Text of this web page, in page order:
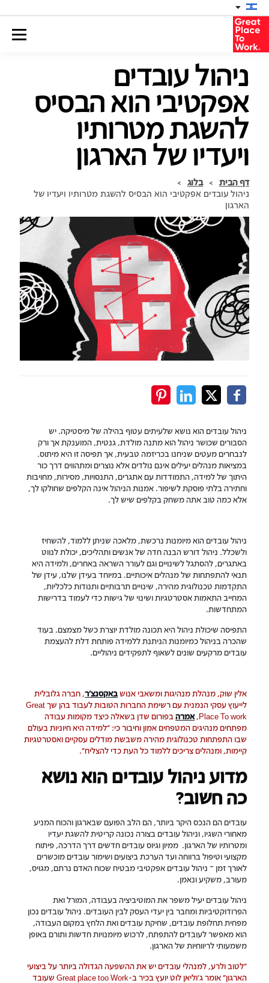
ניהול עובדים
אפקטיבי הוא הבסיס
להשגת מטרותיו
ויעדיו של הארגון
ניהול עובדים אפקטיבי הוא הבסיס להשגת מטרותיו ויעדיו של
הארגון
בלוג > דף הבית >
ניהול עובדים הוא נושא שלעיתים עטוף בהילה של מיסטיקה. יש
הסבורים שכושר ניהול הוא מתנה מולדת, גנטית, המוענקת אך ורק
לנבחרים מעטים שניחנו בכריזמה טבעית, אך תפיסה זו היא מיתוס.
במציאות מנהלים יעילים אינם נולדים אלא נוצרים ומתהווים דרך כור
היתוך של למידה, התמודדות עם אתגרים, התנסויות, מסירות, מחויבות
וחתירה בלתי פוסקת לשיפור. אמנות הניהול אינה הקלפים שחולקו לך,
אלא כמה טוב אתה משחק בקלפים שיש לך.
ניהול עובדים הוא מיומנות נרכשת, מלאכה שניתן ללמוד, להשחיז
ולשכלל. ניהול דורש הבנה חדה של אנשים ותהליכים, יכולת לנווט
באתגרים, להסתגל לשינויים וגם לעורר השראה באחרים, ולמידה היא
תנאי להתפתחות של מנהלים איכותיים. במיוחד בעידן שלנו, עידן של
התקדמות טכנולוגית מהירה, שינויים תרבותיים ותנודות כלכליות,
המחייב התאמות אסטרטגיות ושינוי של גישות כדי לעמוד בדרישות
המתחדשות.
התפיסה שיכולת ניהול היא תכונה מולדת יוצרת כשל מצמצם. בעוד
שהכרה בניהול כמיומנות הניתנת ללמידה פותחת דלת להעצמת
עובדים מרקעים שונים לשאוף לתפקידים ניהוליים.
אלין שוק, מנהלת מנהיגות ומשאבי אנושבאקסנצ'ר, חברה גלובלית
לייעוץ עסקי הנמנית עם רשימת החברות הטובות לעבוד בהן שך Great
Place To work, אמרהבפורום שדן בשאלה כיצד מקומות עבודה
מפתחים מנהיגים המטפחים אמון וחיבור כי: "למידה היא חיוניות בעולם
שבו התפתחות טכנולוגית מהירה משבשת מודלים עסקיים ואסטרטגיות
קיימות, ומנהלים צריכים ללמוד כל העת כדי להצליח".
מדוע ניהול עובדים הוא נושא
כה חשוב?
עובדים הם הנכס היקר ביותר, הם הלב הפועם שבארגון והכוח המניע
מאחורי השגיו, וניהול עובדים בצורה נכונה קריטית להשגת יעדיו
ומטרותיו של הארגון. ממיון וגיוס עובדים חדשים דרך הדרכה, פיתוח
מקצועי וטיפול ברווחה ועד הערכת ביצועים ושימור עובדים מוכשרים
לאורך זמן – ניהול עובדים אפקטיבי מבטיח שכוח האדם נרתם, מגויס,
מעורב, משקיע ונאמן.
ניהול עובדים יעיל משפר את המוטיביציה בעבודה, המורל ואת
הפרודוקטיביות ומחבר בין יעדי העסק לבין העובדים. ניהול עובדים נכון
מפחית תחלופת עובדים, שחיקת עובדים ואת הלחץ במקום העבודה,
הוא מאפשר לעובדים להתפתח, לרכוש מיומנויות חדשות ותורם באופן
משמעותי לריווחיות של הארגון.
"לטוב ולרע, למנהלי עובדים יש את ההשפעה הגדולה ביותר על ביצועי
הארגון" אומר ג'וליאן לוט יועץ בכיר ב-Great place too Work שעובד